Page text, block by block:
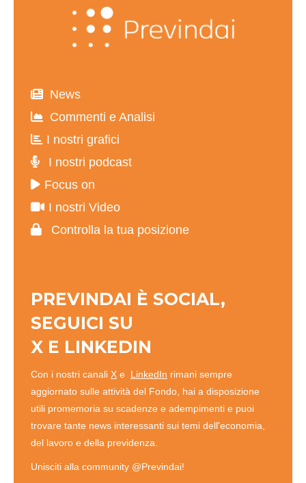
News
Commenti e Analisi
I nostri grafici
I nostri podcast
Focus on
I nostri Video
Controlla la tua posizione
PREVINDAI È SOCIAL,
SEGUICI SU
X E LINKEDIN
Con i nostri canali X e LinkedIn rimani sempre
aggiornato sulle attività del Fondo, hai a disposizione
utili promemoria su scadenze e adempimenti e puoi
trovare tante news interessanti sui temi dell'economia,
del lavoro e della previdenza.
Unisciti alla community @Previndai!